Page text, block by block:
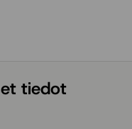
tiedot